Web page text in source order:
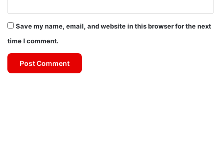
Save my name, email, and website in this browser for the next
time I comment.